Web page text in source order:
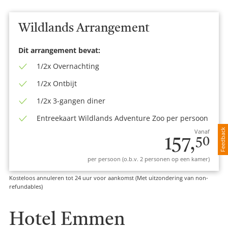
Wildlands Arrangement
Dit arrangement bevat:
1/2x Overnachting
1/2x Ontbijt
1/2x 3-gangen diner
Entreekaart Wildlands Adventure Zoo per persoon
Vanaf
157,50
per persoon (o.b.v. 2 personen op een kamer)
Kosteloos annuleren tot 24 uur voor aankomst (Met uitzondering van non-
refundables)
Hotel Emmen
Feedback